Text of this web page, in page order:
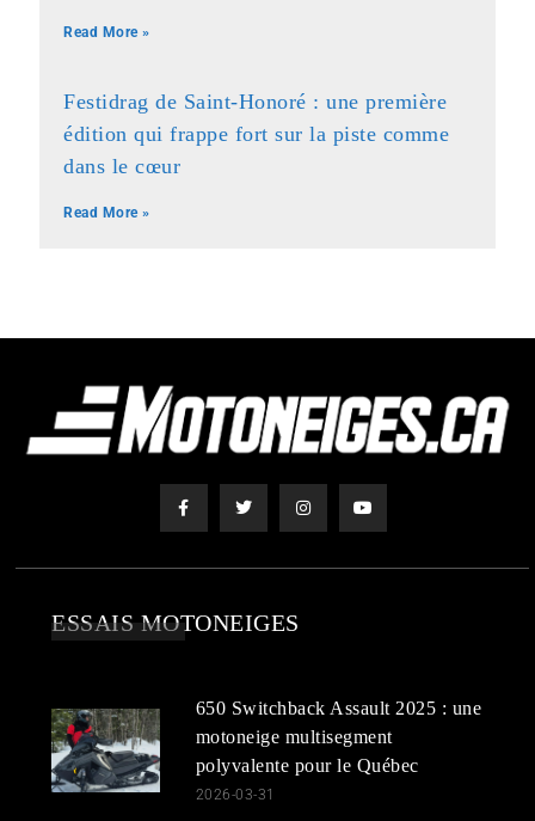
Read More »
Festidrag de Saint-Honoré : une première
édition qui frappe fort sur la piste comme
dans le cœur
Read More »
ESSAIS MOTONEIGES
650 Switchback Assault 2025 : une
motoneige multisegment
polyvalente pour le Québec
2026-03-31